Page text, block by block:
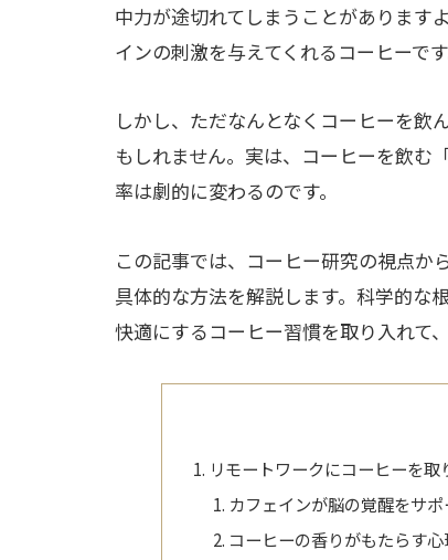
中力が途切れてしまうことがあります
インの刺激を与えてくれるコーヒーです
しかし、ただなんとなくコーヒーを飲
もしれません。実は、コーヒーを飲む
率は劇的に変わるのです。
この記事では、コーヒー研究の視点か
具体的な方法を解説します。科学的な
快適にするコーヒー習慣を取り入れて
リモートワークにコーヒーを
カフェインが脳の覚醒をサ
コーヒーの香りがもたらす